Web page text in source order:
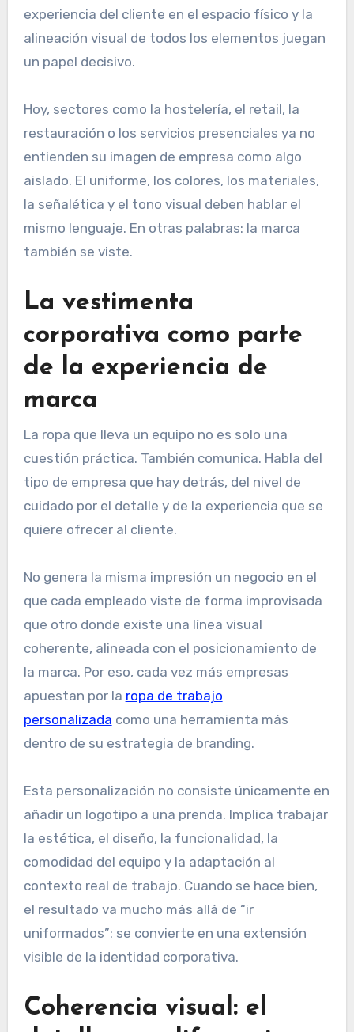
experiencia del cliente en el espacio físico y la
alineación visual de todos los elementos juegan
un papel decisivo.
Hoy, sectores como la hostelería, el retail, la
restauración o los servicios presenciales ya no
entienden su imagen de empresa como algo
aislado. El uniforme, los colores, los materiales,
la señalética y el tono visual deben hablar el
mismo lenguaje. En otras palabras: la marca
también se viste.
La vestimenta
corporativa como parte
de la experiencia de
marca
La ropa que lleva un equipo no es solo una
cuestión práctica. También comunica. Habla del
tipo de empresa que hay detrás, del nivel de
cuidado por el detalle y de la experiencia que se
quiere ofrecer al cliente.
No genera la misma impresión un negocio en el
que cada empleado viste de forma improvisada
que otro donde existe una línea visual
coherente, alineada con el posicionamiento de
la marca. Por eso, cada vez más empresas
apuestan por la ropa de trabajo
personalizada como una herramienta más
dentro de su estrategia de branding.
Esta personalización no consiste únicamente en
añadir un logotipo a una prenda. Implica trabajar
la estética, el diseño, la funcionalidad, la
comodidad del equipo y la adaptación al
contexto real de trabajo. Cuando se hace bien,
el resultado va mucho más allá de “ir
uniformados”: se convierte en una extensión
visible de la identidad corporativa.
Coherencia visual: el